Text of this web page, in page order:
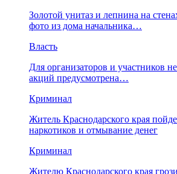
​Золотой унитаз и лепнина на
фото из дома начальника…
Власть
Для организаторов и участников
акций предусмотрена…
Криминал
Житель Краснодарского края
наркотиков и отмывание денег
Криминал
Жителю Краснодарского края